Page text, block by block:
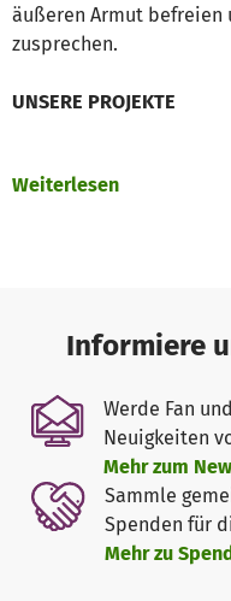
äußeren Armut befreien
zusprechen.
UNSERE PROJEKTE
BETROFFENE VON
Im Therapiezentrum
von Neuem Vertrauen
https://www.beloved-
philippinen.de/
SCHOOL SUPPORT -
BILDUNG (Cebu City)
Weiterlesen
Informiere
Werde Fan
Neuigkeiten
Mehr zum
Sammle
Spenden für
Mehr zu